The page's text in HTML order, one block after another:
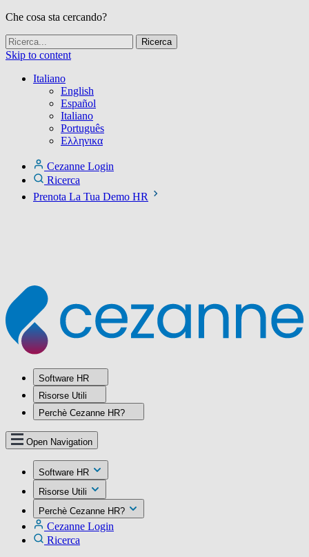
Che cosa sta cercando?
Skip to content
Italiano
English
Español
Italiano
Português
Ελληνικα
Cezanne Login
Ricerca
Prenota La Tua Demo HR
Software HR
Risorse Utili
Perchè Cezanne HR?
Open Navigation
Software HR
Risorse Utili
Perchè Cezanne HR?
Cezanne Login
Ricerca